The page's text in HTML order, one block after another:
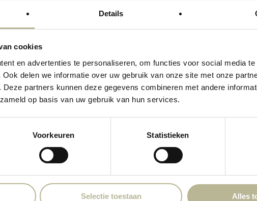
Details
cookies
en advertenties te personaliseren, om functies voor social media te
delen we informatie over uw gebruik van onze site met onze
partners kunnen deze gegevens combineren met andere
op basis van uw gebruik van hun services.
Voorkeuren Statistieken
Selectie toestaan Alles
de
met
je zelfs
via de